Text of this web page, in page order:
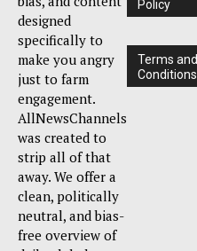
designed
specifically to
make you angry
just to farm
engagement.
AllNewsChannels
was created to
strip all of that
away. We offer a
clean, politically
neutral, and bias-
free overview of
Policy
Terms and
Conditions